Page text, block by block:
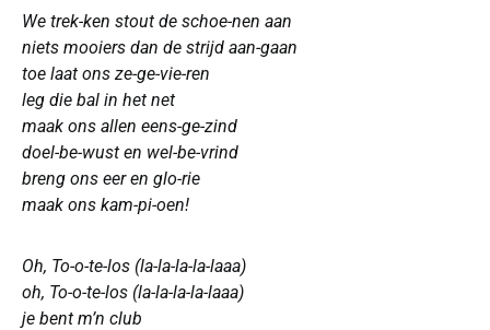
We trek-ken stout de schoe-nen aan
niets mooiers dan de strijd aan-gaan
toe laat ons ze-ge-vie-ren
leg die bal in het net
maak ons allen eens-ge-zind
doel-be-wust en wel-be-vrind
breng ons eer en glo-rie
maak ons kam-pi-oen!
Oh, To-o-te-los (la-la-la-la-laaa)
oh, To-o-te-los (la-la-la-la-laaa)
je bent m’n club